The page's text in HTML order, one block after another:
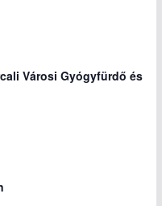
Városi Gyógyfürdő és